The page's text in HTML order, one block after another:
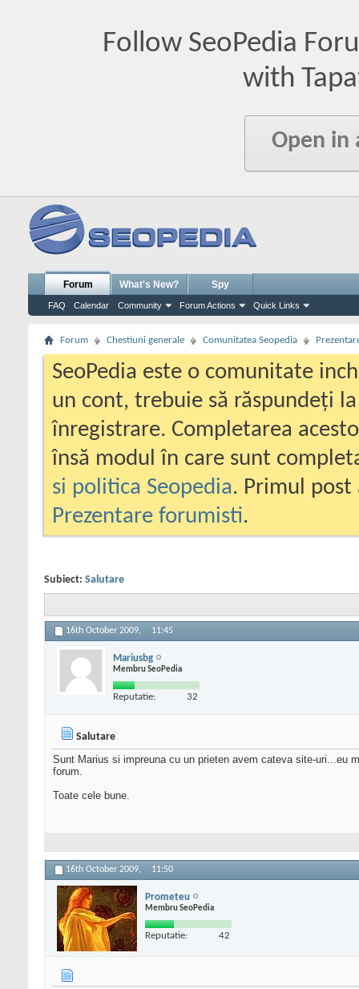
Follow SeoPedia
with
Open in
Forum
FAQ Calendar Community Forum Actions Quick Links
What's New? Spy
Forum Chestiuni generale Comunitatea Seopedia
SeoPedia este o comunitate
un cont, trebuie să răspundeți
înregistrare. Completarea
însă modul în care sunt
si politica Seopedia. Primul
Prezentare forumisti.
Subiect: Salutare
16th October 2009, 11:45
Mariusbg
Membru SeoPedia
Reputatie: 32
Salutare
Sunt Marius si impreuna cu un prieten avem cateva site-uri...eu
forum.
Toate cele bune.
16th October 2009, 11:50
Prometeu
Membru SeoPedia
Reputatie: 42